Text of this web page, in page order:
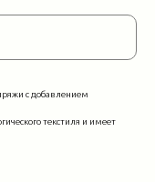
с добавлением
текстиля и имеет